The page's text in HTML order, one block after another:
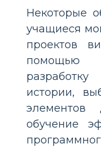
Некоторые
учащиеся
проектов
помощью
истории,
обучение